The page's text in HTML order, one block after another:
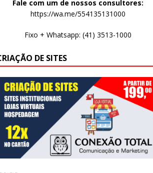
Fale com um de nossos consultores:
https://wa.me/554135131000
Fixo + Whatsapp: (41) 3513-1000
DE SITES